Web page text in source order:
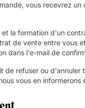
vous recevrez
la formation d'un
de vente entre vous
dans l'e-mail de
de refuser ou
vous en